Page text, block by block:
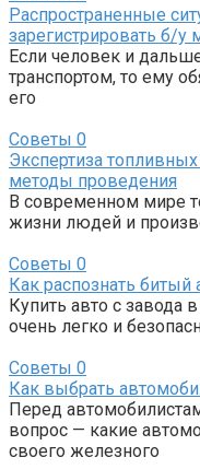
Распространенные
зарегистрировать б/у
Если человек и
транспортом, то ему
его
Советы 0
Экспертиза
методы проведения
В современном мире
жизни людей и
Советы 0
Как распознать битый
Купить авто с завода
очень легко и
Советы 0
Как выбрать
Перед
вопрос — какие
своего железного